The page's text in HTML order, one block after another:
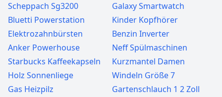
Scheppach Sg3200
Galaxy Smartwatch
Bluetti Powerstation
Kinder Kopfhörer
Elektrozahnbürsten
Benzin Inverter
Anker Powerhouse
Neff Spülmaschinen
Starbucks Kaffeekapseln
Kurzmantel Damen
Holz Sonnenliege
Windeln Größe 7
Gas Heizpilz
Gartenschlauch 1 2 Zoll